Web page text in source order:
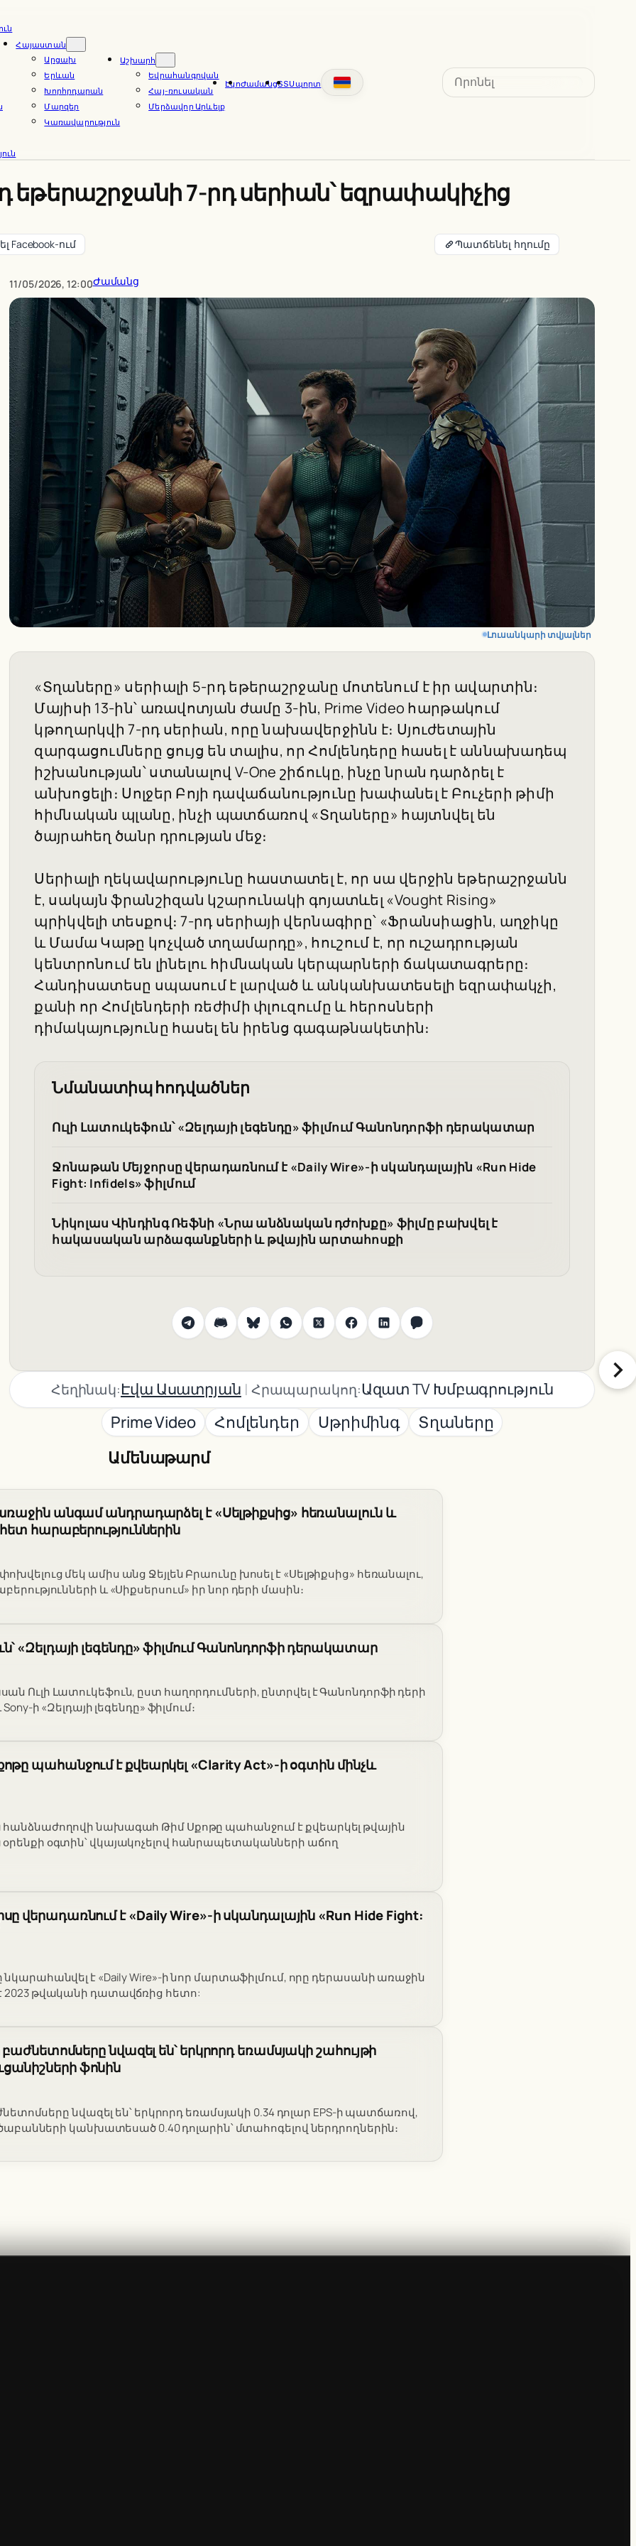
Հայաստան
Արցախ
Երևան
Խորհրդարան
Մարզեր
Կառավարություն
Աշխարհ
Եվրահանգրվան
Հայ-ռուսական
Մերձավոր Արևելք
ԷկոԺամանցՏՏՍպորտ
Search
եթերաշրջանի 7-րդ սերիան՝ եզրափակիչից
Facebook-ում Պատճենել հղումը
11/05/2026, 12:00Ժամանց
Լուսանկարի տվյալներ
«Տղաները» սերիալի 5-րդ եթերաշրջանը մոտենում է իր ավարտին։
Մայիսի 13-ին՝ առավոտյան ժամը 3-ին, Prime Video հարթակում
կթողարկվի 7-րդ սերիան, որը նախավերջինն է։ Սյուժետային
զարգացումները ցույց են տալիս, որ Հոմլենդերը հասել է աննախադեպ
իշխանության՝ ստանալով V-One շիճուկը, ինչը նրան դարձրել է
անխոցելի։ Սոլջեր Բոյի դավաճանությունը խափանել է Բուչերի թիմի
հիմնական պլանը, ինչի պատճառով «Տղաները» հայտնվել են
ծայրահեղ ծանր դրության մեջ։
Սերիալի ղեկավարությունը հաստատել է, որ սա վերջին եթերաշրջանն
է, սակայն ֆրանշիզան կշարունակի գոյատևել «Vought Rising»
պրիկվելի տեսքով։ 7-րդ սերիայի վերնագիրը՝ «Ֆրանսիացին, աղջիկը
և Մամա Կաթը կոչված տղամարդը», հուշում է, որ ուշադրության
կենտրոնում են լինելու հիմնական կերպարների ճակատագրերը։
Հանդիսատեսը սպասում է լարված և անկանխատեսելի եզրափակչի,
քանի որ Հոմլենդերի ռեժիմի փլուզումը և հերոսների
դիմակայությունը հասել են իրենց գագաթնակետին։
Նմանատիպ հոդվածներ
Ուլի Լատուկեֆուն՝ «Զելդայի լեգենդը» ֆիլմում Գանոնդորֆի դերակատար
Ջոնաթան Մեյջորսը վերադառնում է «Daily Wire»-ի սկանդալային «Run Hide
Fight: Infidels» ֆիլմում
Նիկոլաս Վինդինգ Ռեֆնի «Նրա անձնական դժոխքը» ֆիլմը բախվել է
հակասական արձագանքների և թվային արտահոսքի
Հեղինակ:Էվա Ասատրյան | Հրապարակող:Ազատ TV Խմբագրություն
Prime Video Հոմլենդեր Սթրիմինգ
Տղաները
Ամենաթարմ
անգամ անդրադարձել է «Սելթիքսից» հեռանալուն և
հետ հարաբերություններին
մեկ ամիս անց Ջեյլեն Բրաունը խոսել է «Սելթիքսից» հեռանալու,
և «Սիքսերսում» իր նոր դերի մասին։
«Զելդայի լեգենդը» ֆիլմում Գանոնդորֆի դերակատար
Ուլի Լատուկեֆուն, ըստ հաղորդումների, ընտրվել է Գանոնդորֆի դերի
ի «Զելդայի լեգենդը» ֆիլմում։
պահանջում է քվեարկել «Clarity Act»-ի օգտին մինչև
նախագահ Թիմ Սքոթը պահանջում է քվեարկել թվային
օգտին՝ վկայակոչելով հանրապետականների աճող
վերադառնում է «Daily Wire»-ի սկանդալային «Run Hide Fight:
է «Daily Wire»-ի նոր մարտաֆիլմում, որը դերասանի առաջին
2023 թվականի դատավճռից հետո:
բաժնետոմսերը նվազել են՝ երկրորդ եռամսյակի շահույթի
ֆոնին
նվազել են՝ երկրորդ եռամսյակի 0.34 դոլար EPS-ի պատճառով,
կանխատեսած 0.40 դոլարին՝ մտահոգելով ներդրողներին։